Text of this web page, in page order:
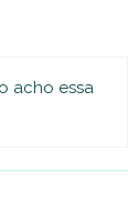
acho essa